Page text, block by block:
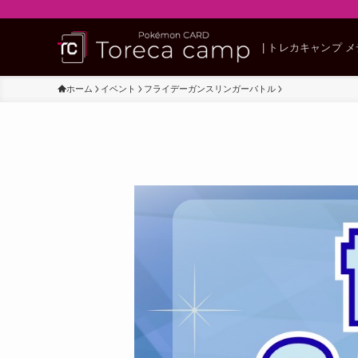
| トレカキャンプ
ホーム イベント フライデーガンスリンガーバトル